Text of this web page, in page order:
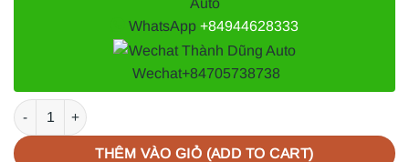
WhatsApp +84944628333
Wechat+84705738738
CHÂN MÁY FORD EVEREST 2.0 2019 số lượng
THÊM VÀO GIỎ (ADD TO CART)